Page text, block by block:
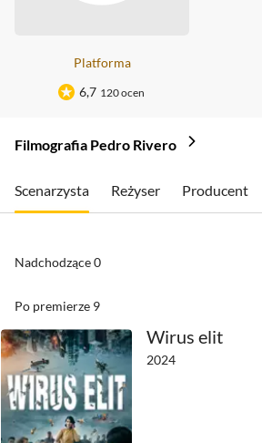
Platforma
6,7 120 ocen
Filmografia Pedro Rivero
Scenarzysta Reżyser Producent
Nadchodzące0
Po premierze 9
Wirus elit
2024